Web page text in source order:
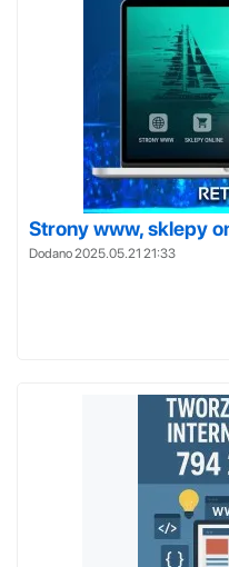
Strony www, sklepy
Dodano 2025.05.21 21:33